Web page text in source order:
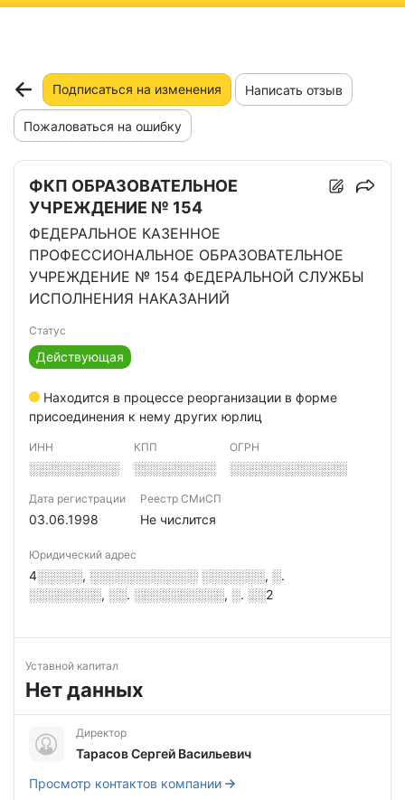
Подписаться на изменения Написать отзыв
Пожаловаться на ошибку
ФКП ОБРАЗОВАТЕЛЬНОЕ
УЧРЕЖДЕНИЕ № 154
ФЕДЕРАЛЬНОЕ КАЗЕННОЕ
ПРОФЕССИОНАЛЬНОЕ ОБРАЗОВАТЕЛЬНОЕ
УЧРЕЖДЕНИЕ № 154 ФЕДЕРАЛЬНОЙ СЛУЖБЫ
ИСПОЛНЕНИЯ НАКАЗАНИЙ
Статус
Действующая
Находится в процессе реорганизации в форме
присоединения к нему других юрлиц
ИНН
░░░░░░░░░░
КПП
░░░░░░░░░
ОГРН
░░░░░░░░░░░░░
Дата регистрации
03.06.1998
Реестр СМиСП
Не числится
Юридический адрес
4░░░░░, ░░░░░░░░░░░░ ░░░░░░░, ░.
░░░░░░░░, ░░. ░░░░░░░░░░, ░. ░░2
Уставной капитал
Нет данных
Директор
Тарасов Сергей Васильевич
Просмотр контактов компании